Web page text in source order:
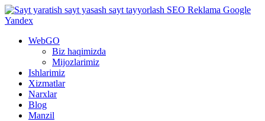
WebGO
Biz haqimizda
Mijozlarimiz
Ishlarimiz
Xizmatlar
Narxlar
Blog
Manzil